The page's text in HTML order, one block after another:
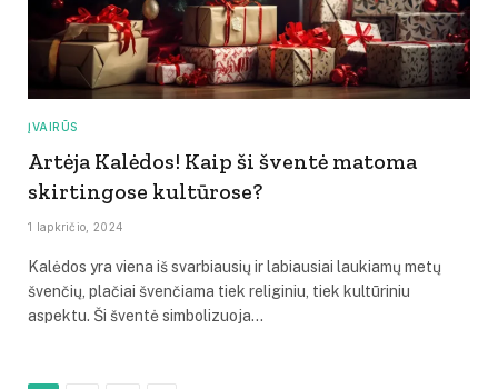
ĮVAIRŪS
Artėja Kalėdos! Kaip ši šventė matoma
skirtingose kultūrose?
1 lapkričio, 2024
Kalėdos yra viena iš svarbiausių ir labiausiai laukiamų metų
švenčių, plačiai švenčiama tiek religiniu, tiek kultūriniu
aspektu. Ši šventė simbolizuoja…